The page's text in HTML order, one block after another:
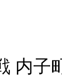
内子